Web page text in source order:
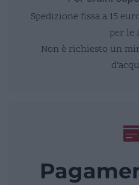
Spedizione fissa a 15
per le
Non è richiesto un